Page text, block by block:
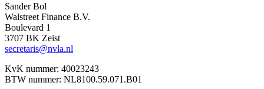
Sander Bol
Walstreet Finance B.V.
Boulevard 1
3707 BK Zeist
secretaris@nvla.nl
KvK nummer: 40023243
BTW nummer: NL8100.59.071.B01